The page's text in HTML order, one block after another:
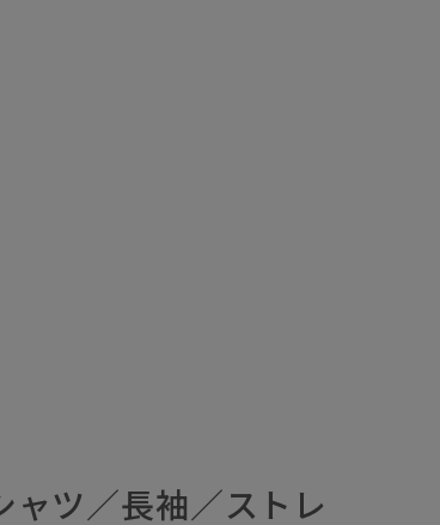
ャツ／長袖／ストレ